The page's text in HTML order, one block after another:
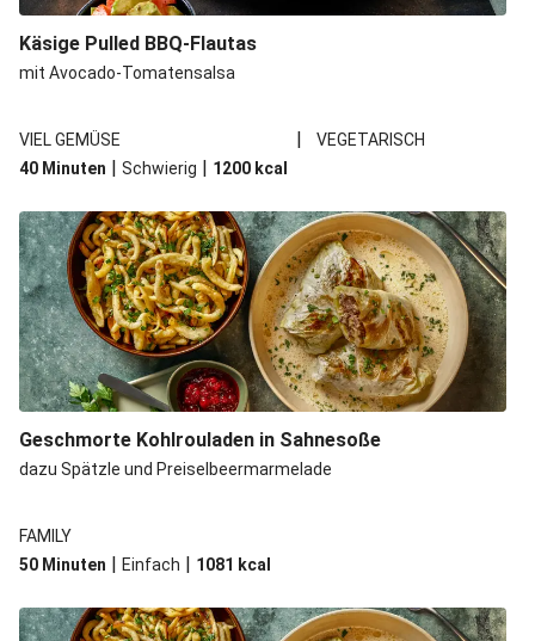
Marokkanischer Kichererbsen-Eintopf mit extra Bio-
Feta
Glasierter Bio-Halloumi mit Brokkoli
Glasierter Grillkäse mit Brokkoli
Fajita-Tacos mit selbst gemachter Salsa Roja & extra
Bio-Feta
Käsige Pulled BBQ-Flautas
mit Avocado-Tomatensalsa
VIEL GEMÜSE |
VEGETARISCH
40 Minuten | Schwierig | 1200 kcal
Geschmorte Kohlrouladen in Sahnesoße
dazu Spätzle und Preiselbeermarmelade
FAMILY
50 Minuten | Einfach | 1081 kcal